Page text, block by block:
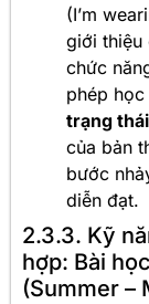
(I’m
giới thiệu
chức
phép
trạng
của bản
bước
diễn đạt.
2.3.3. Kỹ
hợp: Bài
(Summer –